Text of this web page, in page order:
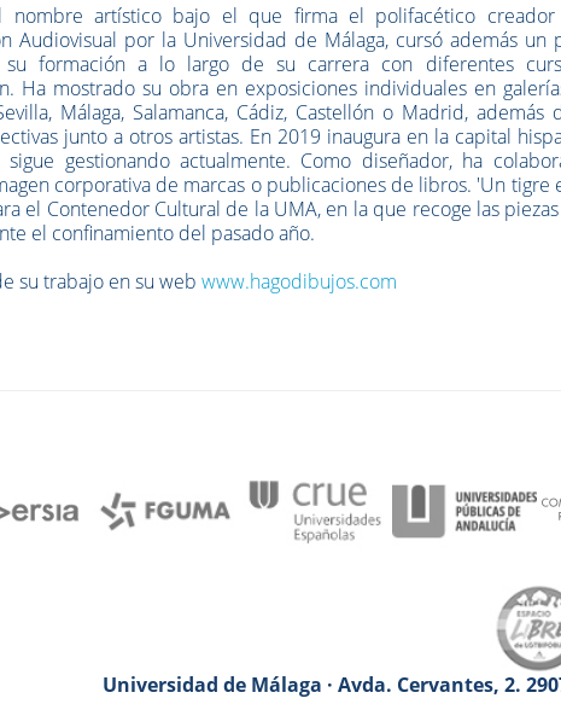
nombre artístico bajo el que firma el polifacético creador
Audiovisual por la Universidad de Málaga, cursó además un
su formación a lo largo de su carrera con diferentes
Ha mostrado su obra en exposiciones individuales en
Málaga, Salamanca, Cádiz, Castellón o Madrid,
junto a otros artistas. En 2019 inaugura en la capital
sigue gestionando actualmente. Como diseñador, ha
corporativa de marcas o publicaciones de libros. 'Un tigre
el Contenedor Cultural de la UMA, en la que recoge las
el confinamiento del pasado año.
su trabajo en su webwww.hagodibujos.com
Universidad de Málaga · Avda. Cervantes, 2.